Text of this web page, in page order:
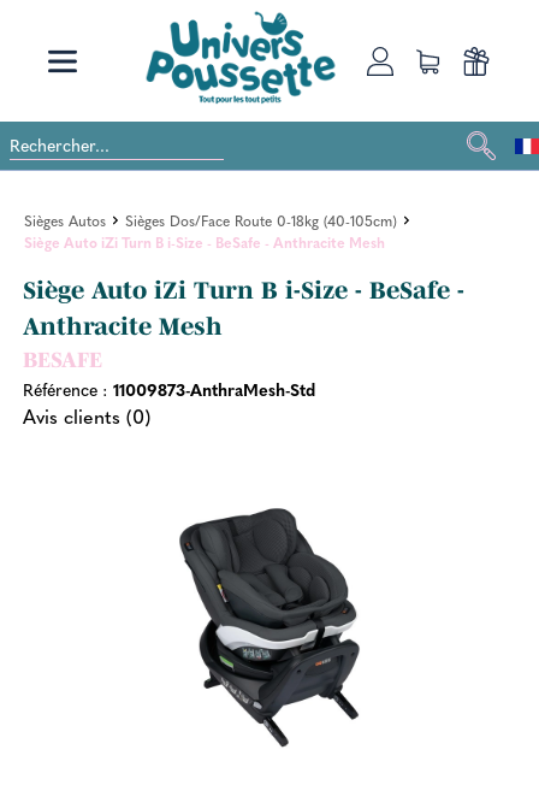
Sièges Autos
Sièges Dos/Face Route 0-18kg (40-105cm)
Siège Auto iZi Turn B i-Size - BeSafe - Anthracite Mesh
Siège Auto iZi Turn B i-Size - BeSafe -
Anthracite Mesh
BESAFE
Référence : 11009873-AnthraMesh-Std
Avis clients (0)